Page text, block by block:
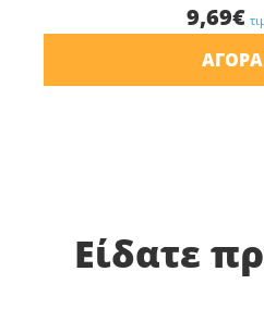
9,69€
ΑΓΟΡΆ
Είδατε